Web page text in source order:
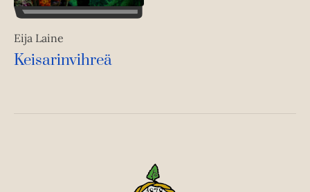
Eija Laine
Keisarinvihreä